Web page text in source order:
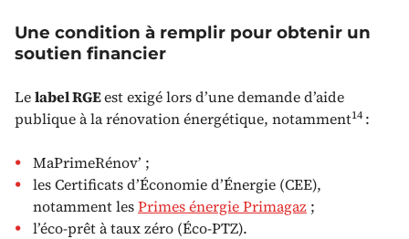
Une condition à remplir pour obtenir un
soutien financier
Lelabel RGEest exigé lors d’une demande d’aide
publique à la rénovation énergétique, notamment14:
MaPrimeRénov’ ;
les Certificats d’Économie d’Énergie (CEE),
notamment lesPrimes énergie Primagaz ;
l’éco-prêt à taux zéro (Éco-PTZ).